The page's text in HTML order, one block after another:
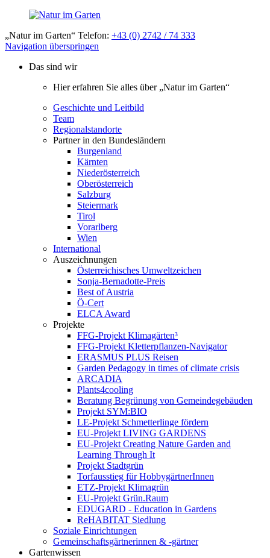
„Natur im Garten“ Telefon: +43 (0) 2742 / 74 333
Navigation überspringen
Das sind wir
Hier erfahren Sie alles über „Natur im Garten“
Geschichte und Leitbild
Team
Regionalstandorte
Partner in den Bundesländern
Burgenland
Kärnten
Niederösterreich
Oberösterreich
Salzburg
Steiermark
Tirol
Vorarlberg
Wien
International
Auszeichnungen
Österreichisches Umweltzeichen
Sonja-Bernadotte-Preis
Best of Austria
Ö-Cert
ELCA Award
Projekte
FFG-Projekt Klimagärten³
FFG-Projekt Kletterpflanzen-Navigator
ERASMUS PLUS Reisen
Garden Pedagogy in times of climate crisis
ARCADIA
Plants4cooling
Beratung Begrünung von Gemeindegebäuden
Projekt SYM:BIO
LE-Projekt Schmetterlinge fördern
EU-Projekt LIVING GARDENS
EU-Projekt Creating Nature Garden and
Learning Through It
Projekt Stadtgrün
Torfausstieg für HobbygärtnerInnen
ETZ-Projekt Klimagrün
EU-Projekt Grün.Raum
EDUGARD - Education in Gardens
ReHABITAT Siedlung
Soziale Einrichtungen
Gemeinschaftsgärtnerinnen & -gärtner
Gartenwissen